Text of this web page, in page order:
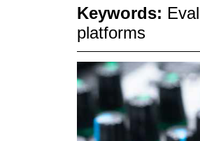
Keywords:
platforms